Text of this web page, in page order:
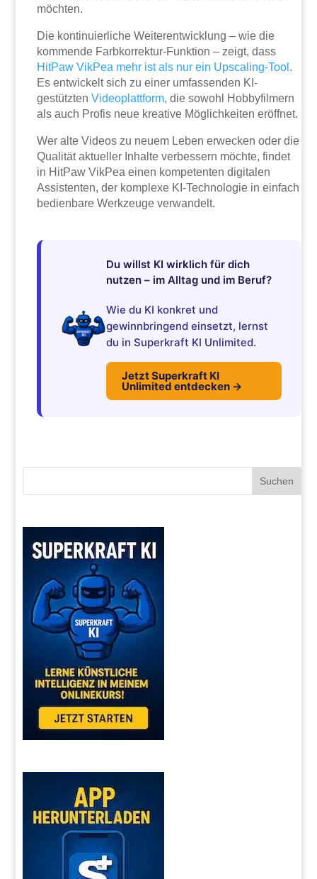
möchten.
Die kontinuierliche Weiterentwicklung – wie die
kommende Farbkorrektur-Funktion – zeigt, dass
HitPaw VikPea mehr ist als nur ein Upscaling-Tool .
Es entwickelt sich zu einer umfassenden KI-
gestütztenVideoplattform, die sowohl Hobbyfilmern
als auch Profis neue kreative Möglichkeiten eröffnet.
Wer alte Videos zu neuem Leben erwecken oder die
Qualität aktueller Inhalte verbessern möchte, findet
in HitPaw VikPea einen kompetenten digitalen
Assistenten, der komplexe KI-Technologie in einfach
bedienbare Werkzeuge verwandelt.
Du willst KI wirklich für dich
nutzen – im Alltag und im Beruf?
Wie du KI konkret und
gewinnbringend einsetzt, lernst
du in Superkraft KI Unlimited.
Jetzt Superkraft KI
Unlimited entdecken →